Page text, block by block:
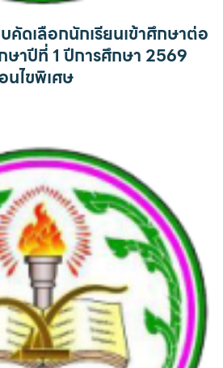
คัดเลือกนักเรียนเข้าศึกษาต่อ
ษาปีที่ 1 ปีการศึกษา 2569
นไขพิเศษ